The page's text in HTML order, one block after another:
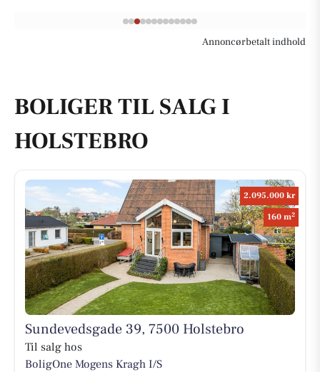
Annoncørbetalt indhold
BOLIGER TIL SALG I
HOLSTEBRO
2.095.000 kr
160 m2
Sundevedsgade 39, 7500 Holstebro
Til salg hos
BoligOne Mogens Kragh I/S